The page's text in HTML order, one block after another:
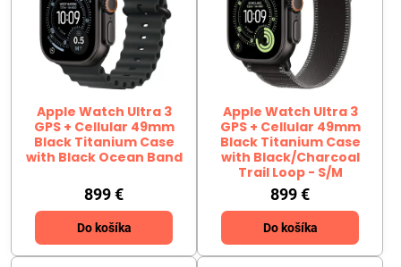
Apple Watch Ultra 3
GPS + Cellular 49mm
Black Titanium Case
with Black Ocean Band
899 €
Do košíka
Apple Watch Ultra 3
GPS + Cellular 49mm
Black Titanium Case
with Black/Charcoal
Trail Loop - S/M
899 €
Do košíka